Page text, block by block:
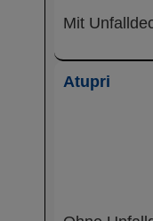
Mit
Atupri